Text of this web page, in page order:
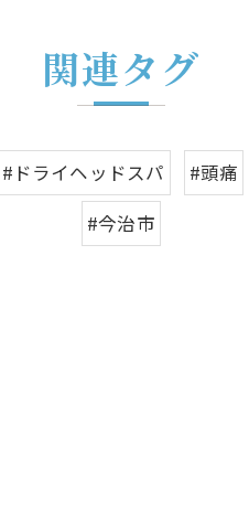
関連タグ
#ドライヘッドスパ #頭痛
#今治市